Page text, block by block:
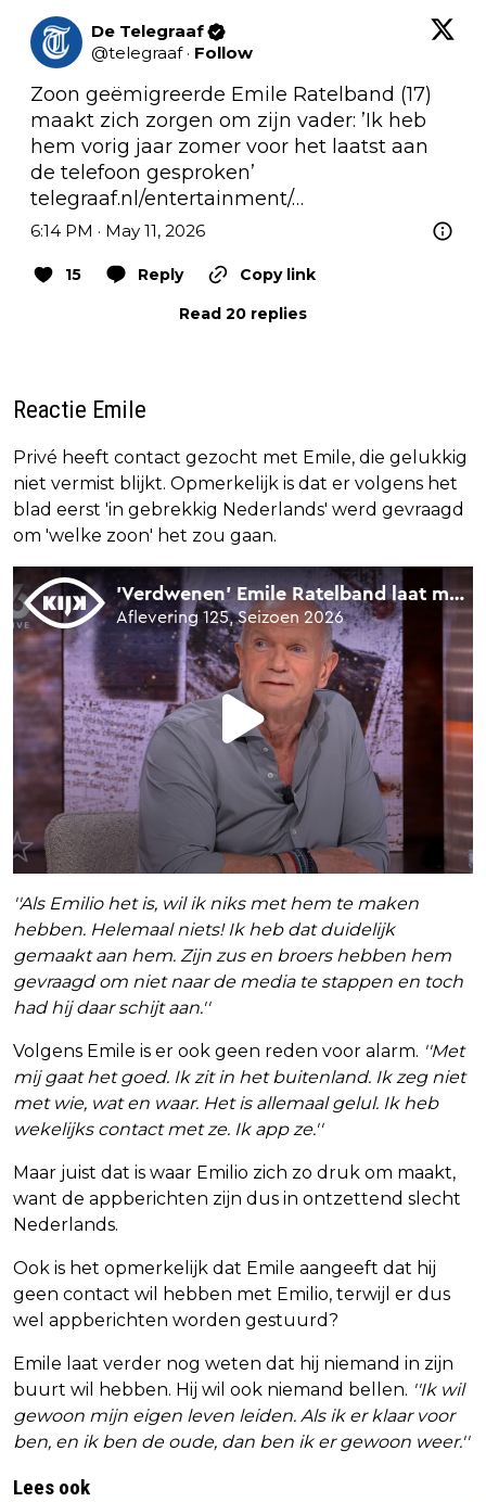
De Telegraaf
@telegraaf · Follow
Zoon geëmigreerde Emile Ratelband (17)
maakt zich zorgen om zijn vader: ’Ik heb
hem vorig jaar zomer voor het laatst aan
telegraaf.nl/entertainment/…
6:14 PM · May 11, 2026
15 Reply
Copy link
Read 20 replies
Reactie Emile
Privé heeft contact gezocht met Emile, die gelukkig
niet vermist blijkt. Opmerkelijk is dat er volgens het
blad eerst 'in gebrekkig Nederlands' werd gevraagd
om 'welke zoon' het zou gaan.
''Als Emilio het is, wil ik niks met hem te maken
hebben. Helemaal niets! Ik heb dat duidelijk
gemaakt aan hem. Zijn zus en broers hebben hem
gevraagd om niet naar de media te stappen en toch
had hij daar schijt aan.''
Volgens Emile is er ook geen reden voor alarm. ''Met
mij gaat het goed. Ik zit in het buitenland. Ik zeg niet
met wie, wat en waar. Het is allemaal gelul. Ik heb
wekelijks contact met ze. Ik app ze.''
Maar juist dat is waar Emilio zich zo druk om maakt,
want de appberichten zijn dus in ontzettend slecht
Nederlands.
Ook is het opmerkelijk dat Emile aangeeft dat hij
geen contact wil hebben met Emilio, terwijl er dus
wel appberichten worden gestuurd?
Emile laat verder nog weten dat hij niemand in zijn
buurt wil hebben. Hij wil ook niemand bellen. ''Ik wil
gewoon mijn eigen leven leiden. Als ik er klaar voor
ben, en ik ben de oude, dan ben ik er gewoon weer.''
Lees ook